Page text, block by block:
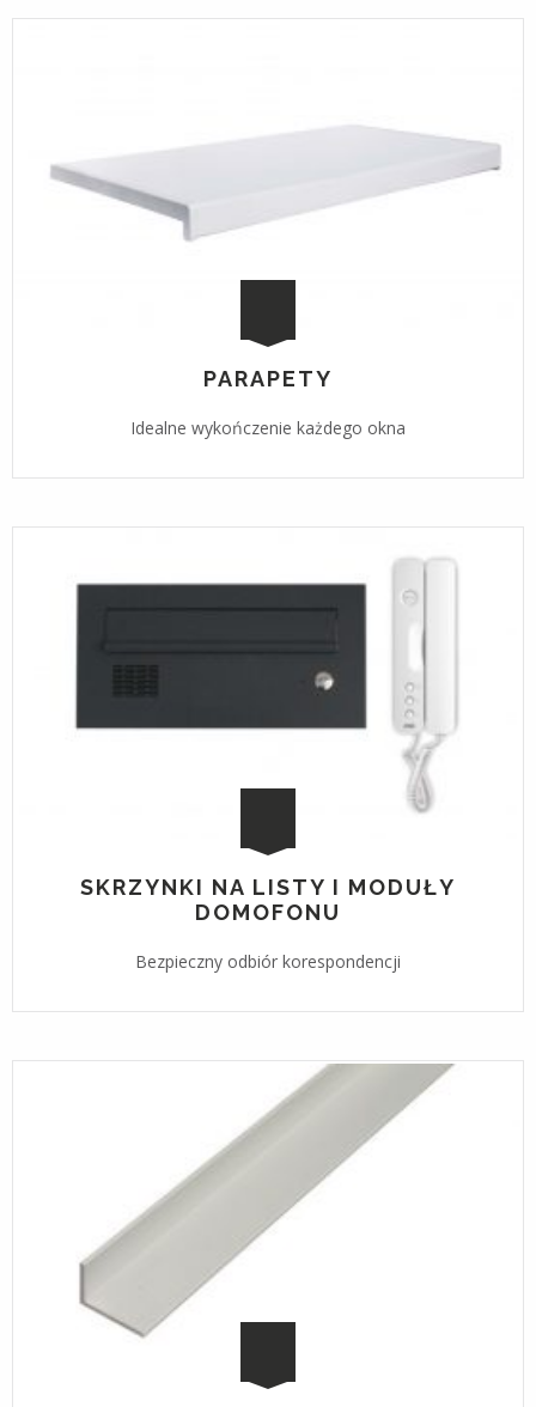
PARAPETY
Idealne wykończenie każdego okna
SKRZYNKI NA LISTY I MODUŁY
DOMOFONU
Bezpieczny odbiór korespondencji